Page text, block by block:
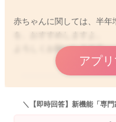
赤ちゃんに関しては、半年
を、おすすめしますよ。
よろしくお願いします🙇
アプ
＼【即時回答】新機能「専